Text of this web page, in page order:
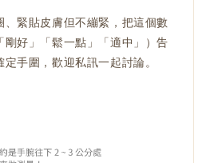
緊貼皮膚但不繃緊，把這個數
好」「鬆一點」「適中」）告
手圍，歡迎私訊一起討論。